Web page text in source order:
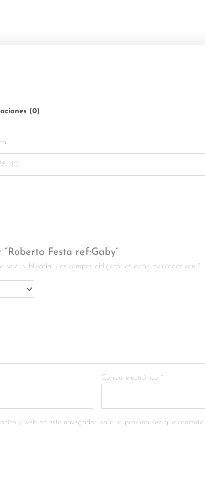
(0)
40
Festa ref:Gaby”
será publicada. Los campos obligatorios están marcados con *
Correo electrónico *
y web en este navegador para la próxima vez que comente.